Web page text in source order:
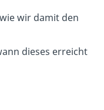
wir damit den
dieses erreicht